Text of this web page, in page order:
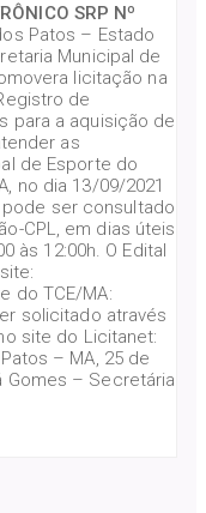
SRP Nº
Patos – Estado
Municipal de
licitação na
de
para a aquisição de
as
de Esporte do
no dia 13/09/2021
pode ser consultado
CPL, em dias úteis
às 12:00h. O Edital
do TCE/MA:
solicitado através
site do Licitanet:
– MA, 25 de
Gomes – Secretária